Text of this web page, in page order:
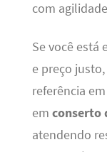
com
Se você está
e preço
referência
em conserto
atendendo